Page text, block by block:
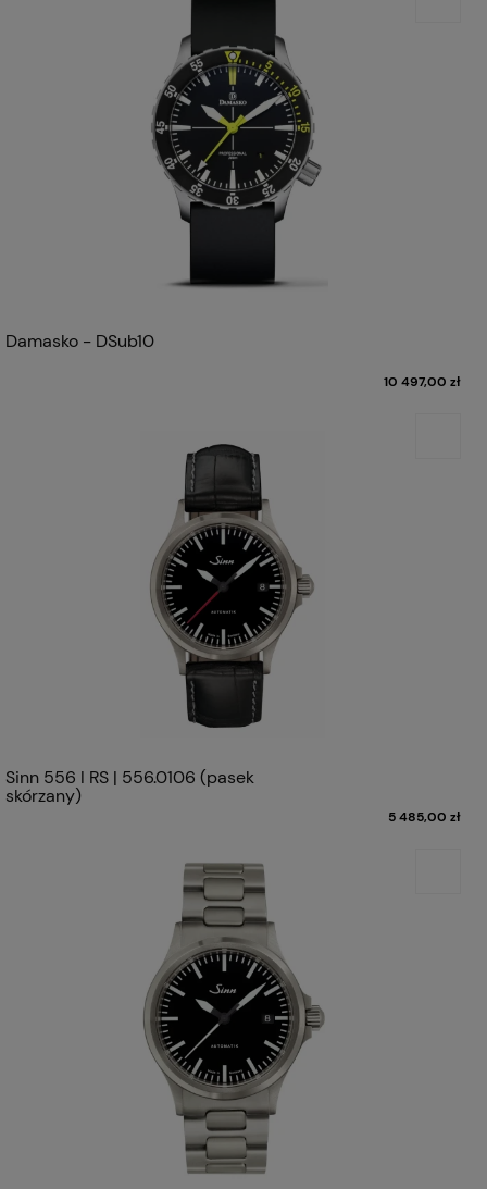
Damasko - DSub10
10 497,00 zł
Sinn 556 I RS | 556.0106 (pasek
skórzany)
5 485,00 zł